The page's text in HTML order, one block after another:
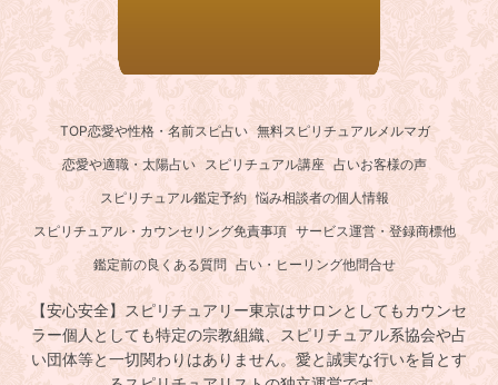
TOP恋愛や性格・名前スピ占い 無料スピリチュアルメルマガ
恋愛や適職・太陽占い
スピリチュアル講座 占いお客様の声
スピリチュアル鑑定予約 悩み相談者の個人情報
スピリチュアル・カウンセリング免責事項 サービス運営・登録商標他
鑑定前の良くある質問 占い・ヒーリング他問合せ
【安心安全】スピリチュアリー東京はサロンとしてもカウンセ
ラー個人としても特定の宗教組織、スピリチュアル系協会や占
い団体等と一切関わりはありません。愛と誠実な行いを旨とす